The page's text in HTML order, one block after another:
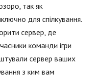
так як
для спілкування.
сервер, де
команди ігри
сервер ваших
з ким вам